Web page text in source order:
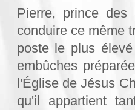
Pierre, prince
conduire ce même
poste le plus
embûches
l'Église de Jésus
qu'il appartient